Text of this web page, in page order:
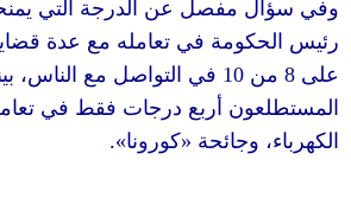
عن الدرجة التي يمنحها المواطن
في تعامله مع عدة قضايا، حصل
10 في التواصل مع الناس، بينما منحه
أربع درجات فقط في تعامله مع
«كورونا».